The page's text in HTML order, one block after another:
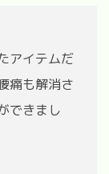
アイテムだ
痛も解消さ
できまし